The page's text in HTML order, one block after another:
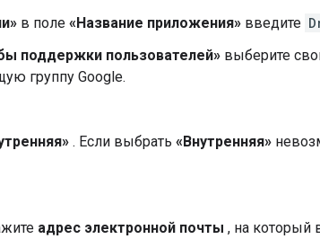
в поле «Название приложения» введите
поддержки пользователей» выберите
группу Google.
. Если выбрать «Внутренняя»
адрес электронной почты , на который